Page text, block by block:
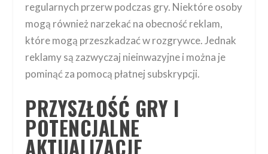
regularnych przerw podczas gry. Niektóre osoby
mogą również narzekać na obecność reklam,
które mogą przeszkadzać w rozgrywce. Jednak
reklamy są zazwyczaj nieinwazyjne i można je
pominąć za pomocą płatnej subskrypcji.
PRZYSZŁOŚĆ GRY I
POTENCJALNE
AKTUALIZACJE